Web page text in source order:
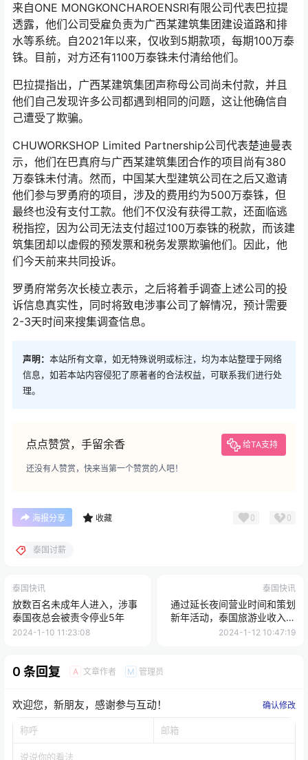
来自ONE MONGKONCHAROENSRI有限公司代表巴拉提
透露，他们公司受雇负责为广西某建筑集团建设道路和排
水等系统。自2021年以来，仅收到5期款项，每期100万泰
铢。目前，对方还有1100万泰铢未付清给他们。
巴拉提指出，广西某建筑集团声称母公司尚未付款，并且
他们自己发现许多公司都遇到相同的问题，这让他确信自
己遭受了欺骗。
CHUWORKSHOP Limited Partnership公司代表楚迪曼表
示，他们在巴真府与广西某建筑集团合作的项目尚有380
万泰铢未付清。然而，中国某大型建筑公司在之后又邀请
他们参与罗勇府的项目，涉及的费用约为500万泰铢，但
最终也没有支付工款。他们不仅没有获得工款，还面临逃
税指控，因为公司无法支付超过100万泰铢的税款，而该建
筑集团却以虚假的预发票和税务发票欺骗他们。因此，他
们今天前来共同投诉。
罗勇府常务次长棱立表示，之后将着手调查上述公司的投
诉信息真实性，同时将致电涉事公司了解情况，预计需要
2-3天时间来搜集调查信息。
声明： 本站所有文章，如无特殊说明或标注，均为本站整理于网络
信息，如若本站内容侵犯了原著者的合法权益，可联系我们进行处
理。
点点赞赏，手留余香 给TA支持
还没有人赞赏，快来当第一个赞赏的人吧！
海报分享 收藏 0 0
泰国讨薪
泰国快讯
放数百名未成年人进入，涉事
泰国夜总会被责令停业5年
2024-1-10 11:23:08
泰国快讯
通过延长夜间营业时间和策划
新年活动，泰国旅游业收入大
幅提升
2024-1-12 10:47:19
0 条回复 A 文章作者 M 管理员
欢迎您，新朋友，感谢参与互动！ 确认修改